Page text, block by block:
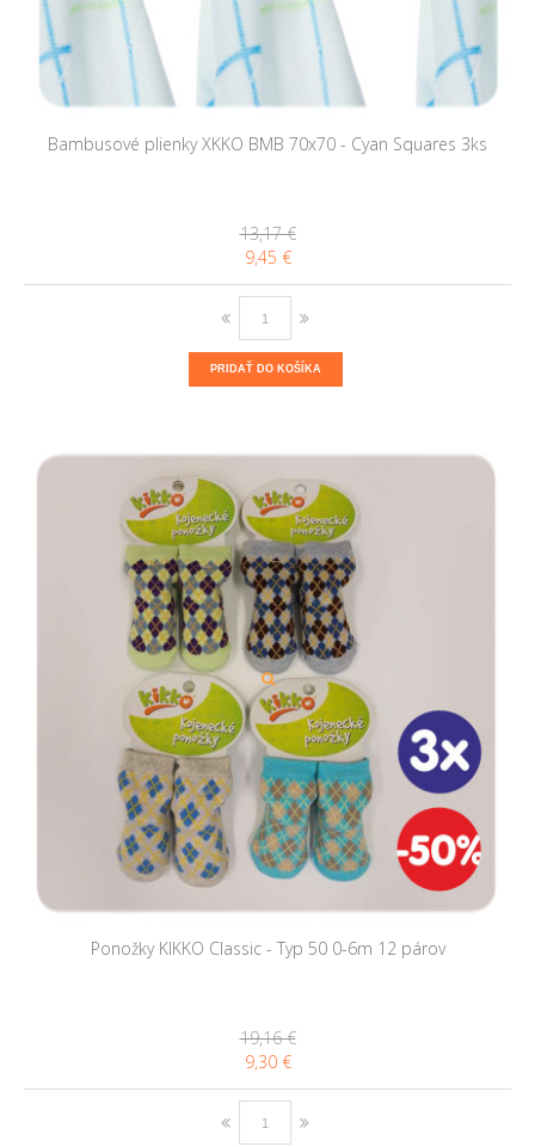
Bambusové plienky XKKO BMB 70x70 - Cyan Squares 3ks
13,17 €
9,45 €
PRIDAŤ DO KOŠÍKA
Ponožky KIKKO Classic - Typ 50 0-6m 12 párov
19,16 €
9,30 €